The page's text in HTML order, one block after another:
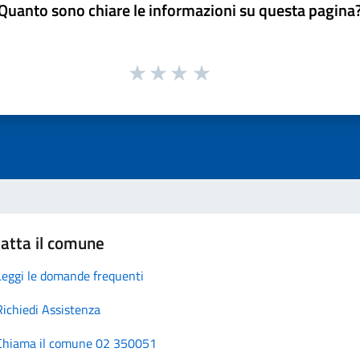
sono chiare le informazioni su questa
il comune
le domande frequenti
Assistenza
il comune 02 350051